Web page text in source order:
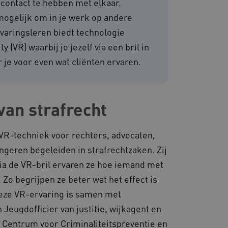
om in je werk op andere
biedt technologie
(VR) waarbij je jezelf via een bril in
voor even wat cliënten ervaren.
strafrecht
techniek voor rechters, advocaten,
begeleiden in strafrechtzaken. Zij
de VR-bril ervaren ze hoe iemand met
begrijpen ze beter wat het effect is
VR-ervaring is samen met
van justitie, wijkagent en
voor Criminaliteitspreventie en
de prestaties en
de website-gebruikers
surfervaring te
betrokken bij het
om te meten hoe
van de site.
te
dat berichten
operationele
websites die draaien
Het wordt
ervoor te zorgen dat
tijdens elke
worden gerouteerd.
de Cookie-
banner van